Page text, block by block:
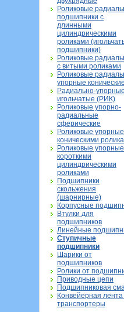
Роликовые
подшипники с
длинными
цилиндрическими
роликами
подшипники)
Роликовые
с витыми роликами
Роликовые
упорные конические
Радиально-упорные
игольчатые (РИК)
Роликовые упорно-
радиальные
сферические
Роликовые
коническими
Роликовые
короткими
цилиндрическими
роликами
Подшипники
скольжения
(шарнирные)
Корпусные
Втулки для
подшипников
Линейные
Ступичные
подшипники
Шарики от
подшипников
Ролики от
Приводные цепи
Подшипниковая
Конвейерная
транспортеры